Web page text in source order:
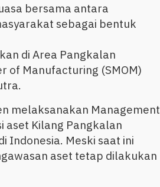
bersama antara
sebagai bentuk
di Area Pangkalan
of Manufacturing (SMOM)
melaksanakan Management
aset Kilang Pangkalan
Indonesia. Meski saat ini
aset tetap dilakukan